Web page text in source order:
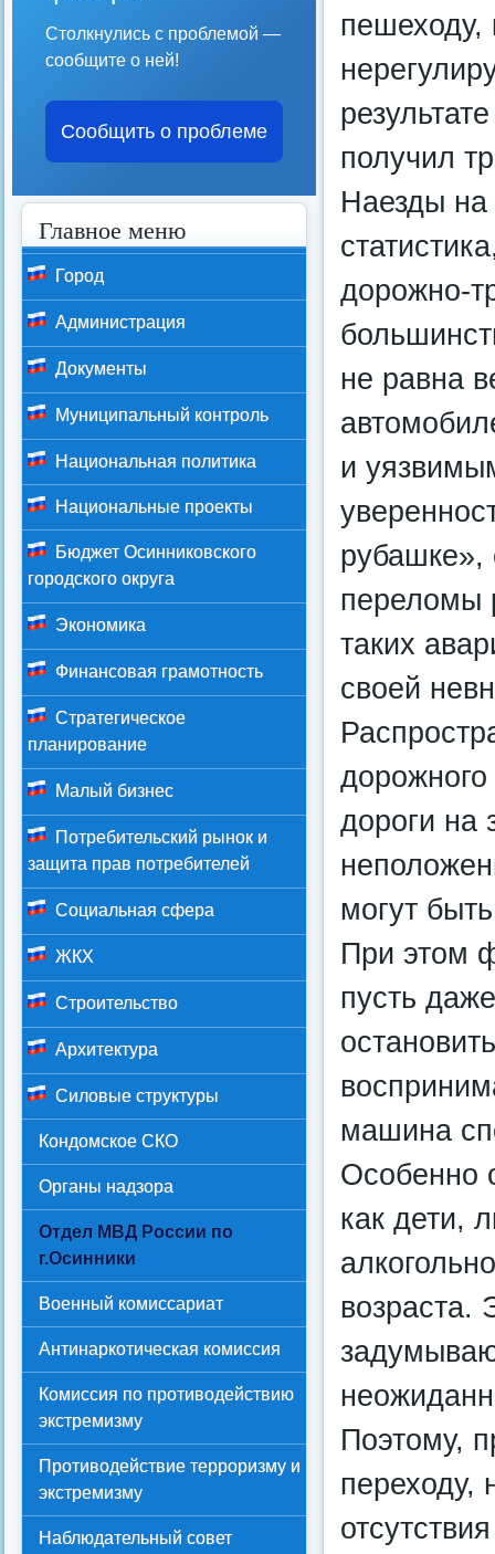
пешеходу,
получил
Наезды на
дорожно-
не равна
и
рубашке»,
переломы
таких
своей
дороги на
могут
При этом
пусть
машина
Особенно
как дети,
возраста.
Поэтому,
переходу,
Столкнулись с проблемой —
сообщите о ней!
Сообщить о проблеме
Главное меню
Город
Администрация
Документы
Муниципальный контроль
Национальная политика
Национальные проекты
Бюджет Осинниковского
городского округа
Экономика
Финансовая грамотность
Стратегическое
планирование
Малый бизнес
Потребительский рынок и
защита прав потребителей
Социальная сфера
ЖКХ
Строительство
Архитектура
Силовые структуры
Кондомское СКО
Органы надзора
Отдел МВД России по
г.Осинники
Военный комиссариат
Антинаркотическая комиссия
Комиссия по противодействию
экстремизму
Противодействие терроризму и
экстремизму
Наблюдательный совет